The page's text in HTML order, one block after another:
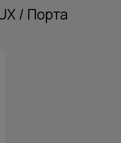
/ Порта